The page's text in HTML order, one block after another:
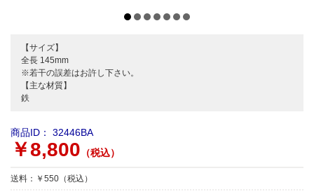
【サイズ】
全長 145mm
※若干の誤差はお許し下さい。
【主な材質】
鉄
商品ID： 32446BA
￥8,800 （税込）
送料：￥550（税込）